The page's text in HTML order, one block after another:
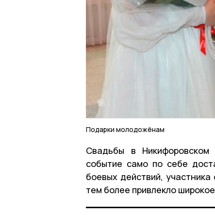
Подарки молодожёнам
Свадьбы в
событие само по себе
боевых действий,
тем более привлекло